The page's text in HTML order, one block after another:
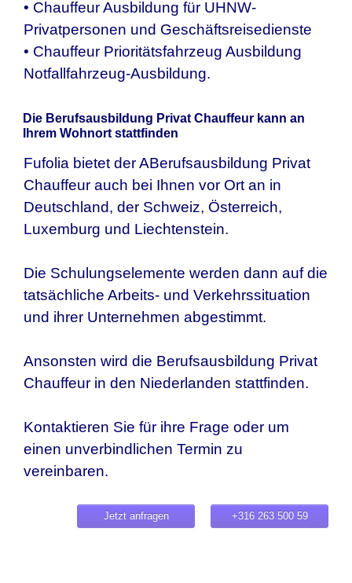
• Chauffeur Ausbildung für UHNW-
Privatpersonen und Geschäftsreisedienste
• Chauffeur Prioritätsfahrzeug Ausbildung
Notfallfahrzeug-Ausbildung.
Die Berufsausbildung Privat Chauffeur kann an
Ihrem Wohnort stattfinden
Fufolia bietet der ABerufsausbildung Privat
Chauffeur auch bei Ihnen vor Ort an in
Deutschland, der Schweiz, Österreich,
Luxemburg und Liechtenstein.
Die Schulungselemente werden dann auf die
tatsächliche Arbeits- und Verkehrssituation
und ihrer Unternehmen abgestimmt.
Ansonsten wird die Berufsausbildung Privat
Chauffeur in den Niederlanden stattfinden.
Kontaktieren Sie für ihre Frage oder um
einen unverbindlichen Termin zu
vereinbaren.
+316 263 500 59
Jetzt anfragen